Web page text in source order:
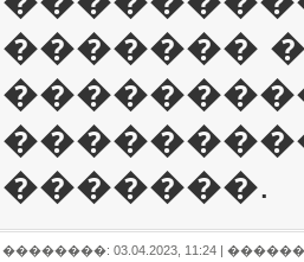
�������
�������.
��������: 03.04.2023, 11:24 |